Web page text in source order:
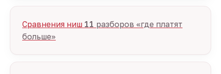
Сравнения ниш 11 разборов «где платят
больше»